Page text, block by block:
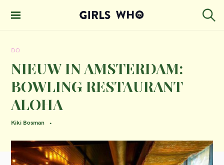
GIRLS WHO
DO
NIEUW IN AMSTERDAM:
BOWLING RESTAURANT
ALOHA
Kiki Bosman